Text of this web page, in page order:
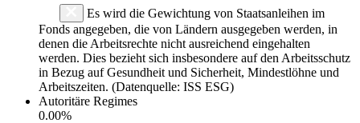
Es wird die Gewichtung von Staatsanleihen im
Fonds angegeben, die von Ländern ausgegeben werden, in
denen die Arbeitsrechte nicht ausreichend eingehalten
werden. Dies bezieht sich insbesondere auf den Arbeitsschutz
in Bezug auf Gesundheit und Sicherheit, Mindestlöhne und
Arbeitszeiten. (Datenquelle: ISS ESG)
Autoritäre Regimes
0.00%